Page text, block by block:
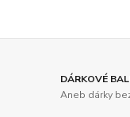
DÁRKOVÉ
Aneb dárky